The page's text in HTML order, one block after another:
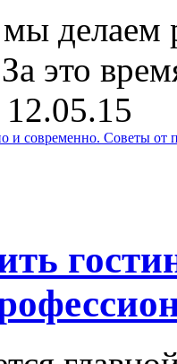
делаем
За это
12.05.15